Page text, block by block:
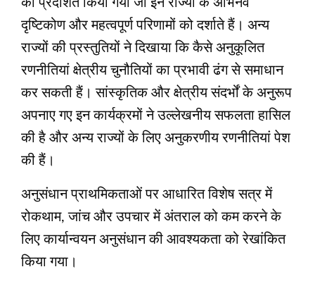
को प्रदर्शित किया गया जो इन राज्‍यों के अभिनव
दृष्टिकोण और महत्‍वपूर्ण परिणामों को दर्शाते हैं। अन्य
राज्यों की प्रस्तुतियों ने दिखाया कि कैसे अनुकूलित
रणनीतियां क्षेत्रीय चुनौतियों का प्रभावी ढंग से समाधान
कर सकती हैं। सांस्कृतिक और क्षेत्रीय संदर्भों के अनुरूप
अपनाए गए इन कार्यक्रमों ने उल्लेखनीय सफलता हासिल
की है और अन्य राज्यों के लिए अनुकरणीय रणनीतियां पेश
की हैं।
अनुसंधान प्राथमिकताओं पर आधारित विशेष सत्र में
रोकथाम, जांच और उपचार में अंतराल को कम करने के
लिए कार्यान्वयन अनुसंधान की आवश्यकता को रेखांकित
किया गया।